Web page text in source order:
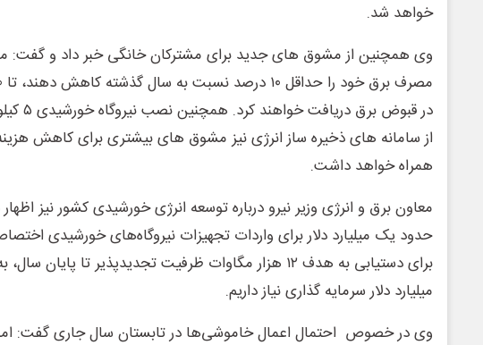
خواهد شد.
وی همچنین از مشوق‌ های جدید برای مشترکان خانگی خبر داد و گفت:
در قبوض
از سامانه‌ های ذخیره‌ ساز انرژی نیز مشوق‌ های بیشتری برای کاهش
همراه خواهد داشت.
معاون برق و انرژی وزیر نیرو درباره توسعه انرژی خورشیدی کشور نیز
حدود یک میلیارد دلار برای واردات تجهیزات نیروگاه‌های خورشیدی
میلیارد دلار سرمایه‌ گذاری نیاز داریم.
وی در خصوص احتمال اعمال خاموشی‌ها در تابستان سال جاری گفت: